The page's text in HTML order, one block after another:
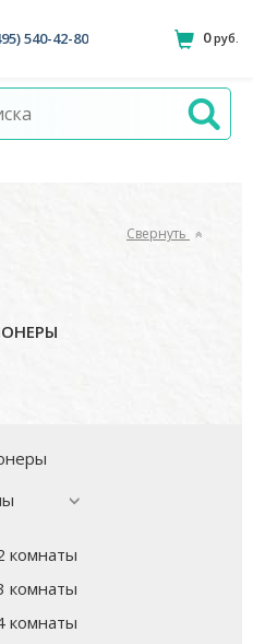
540-42-80 0руб.
Свернуть
комнаты
комнаты
комнаты